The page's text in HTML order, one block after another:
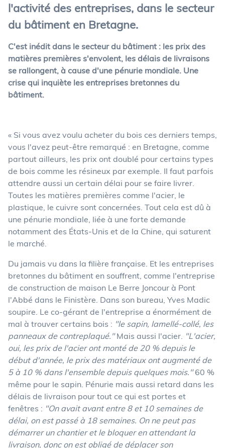
l'activité des entreprises, dans le secteur
du bâtiment en Bretagne.
C'est inédit dans le secteur du bâtiment : les prix des
matières premières s'envolent, les délais de livraisons
se rallongent, à cause d'une pénurie mondiale. Une
crise qui inquiète les entreprises bretonnes du
bâtiment.
« Si vous avez voulu acheter du bois ces derniers temps,
vous l'avez peut-être remarqué : en Bretagne, comme
partout ailleurs, les prix ont doublé pour certains types
de bois comme les résineux par exemple. Il faut parfois
attendre aussi un certain délai pour se faire livrer.
Toutes les matières premières comme l'acier, le
plastique, le cuivre sont concernées. Tout cela est dû à
une pénurie mondiale, liée à une forte demande
notamment des États-Unis et de la Chine, qui saturent
le marché.
Du jamais vu dans la filière française. Et les entreprises
bretonnes du bâtiment en souffrent, comme l'entreprise
de construction de maison Le Berre Joncour à Pont
l'Abbé dans le Finistère. Dans son bureau, Yves Madic
soupire. Le co-gérant de l'entreprise a énormément de
mal à trouver certains bois : "le sapin, lamellé-collé, les
panneaux de contreplaqué."Mais aussi l'acier. "L'acier,
oui, les prix de l'acier ont monté de 20 % depuis le
début d'année, le prix des matériaux ont augmenté de
5 à 10 % dans l'ensemble depuis quelques mois."60 %
même pour le sapin. Pénurie mais aussi retard dans les
délais de livraison pour tout ce qui est portes et
fenêtres : "On avait avant entre 8 et 10 semaines de
délai, on est passé à 18 semaines. On ne peut pas
démarrer un chantier et le bloquer en attendant la
livraison, donc on est obligé de déplacer son